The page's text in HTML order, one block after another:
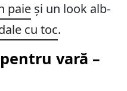
paie și un look alb-
cu toc.
vară –